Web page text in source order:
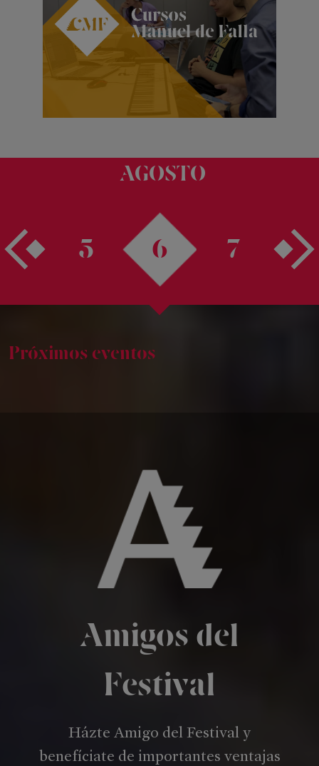
AGOSTO
5 6 7
Próximos eventos
Amigos del
Festival
Házte Amigo del Festival y
benefíciate de importantes ventajas